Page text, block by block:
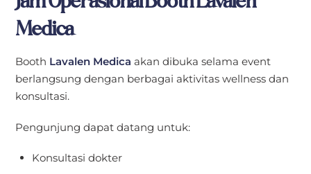
Medica
Booth Lavalen Medica akan dibuka selama event
berlangsung dengan berbagai aktivitas wellness dan
konsultasi.
Pengunjung dapat datang untuk:
Konsultasi dokter